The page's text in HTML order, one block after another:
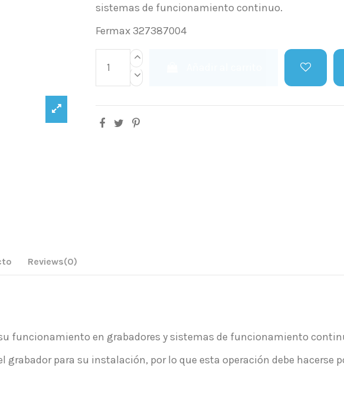
sistemas de funcionamiento continuo.
Fermax 327387004
Reviews(0)
funcionamiento en grabadores y sistemas de funcionamiento
grabador para su instalación, por lo que esta operación debe hacerse